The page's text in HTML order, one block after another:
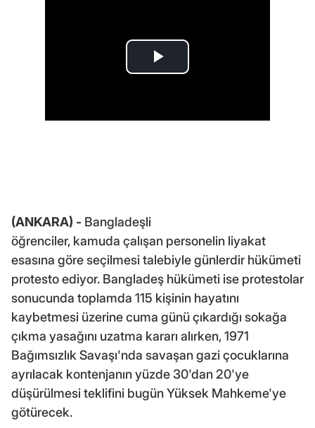
(ANKARA) - Bangladeşli
öğrenciler, kamuda çalışan personelin liyakat
esasına göre seçilmesi talebiyle günlerdir hükümeti
protesto ediyor. Bangladeş hükümeti ise protestolar
sonucunda toplamda 115 kişinin hayatını
kaybetmesi üzerine cuma günü çıkardığı sokağa
çıkma yasağını uzatma kararı alırken, 1971
Bağımsızlık Savaşı'nda savaşan gazi çocuklarına
ayrılacak kontenjanın yüzde 30'dan 20'ye
düşürülmesi teklifini bugün Yüksek Mahkeme'ye
götürecek.